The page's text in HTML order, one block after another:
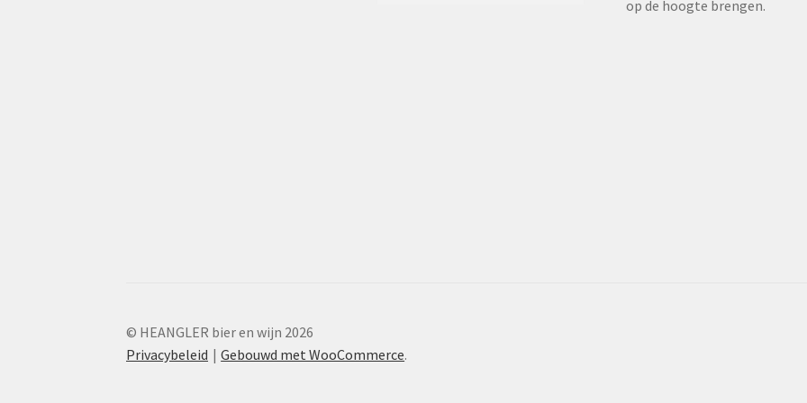
op de hoogte brengen.
© HEANGLER bier en wijn 2026
Privacybeleid
Gebouwd met WooCommerce.